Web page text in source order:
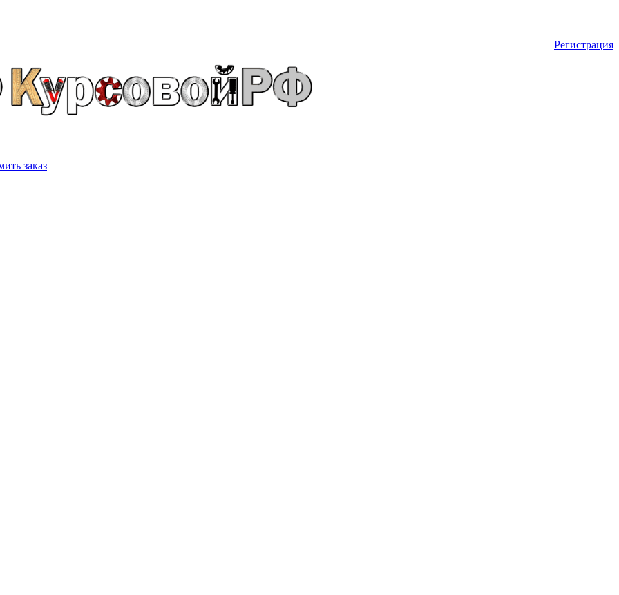
Регистрация
заказ